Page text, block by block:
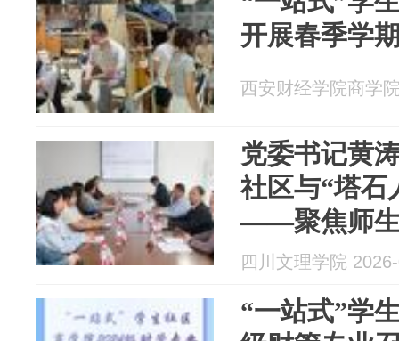
开展春季学
西安财经学院商学
党委书记黄
社区与“塔石
——聚焦师生
四川文理学院
“一站式”学